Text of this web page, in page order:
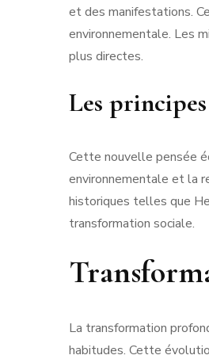
et des manifestations.
environnementale. Les
plus directes.
Les
Cette nouvelle pensée
environnementale et la
historiques telles que
transformation sociale.
La transformation
habitudes. Cette